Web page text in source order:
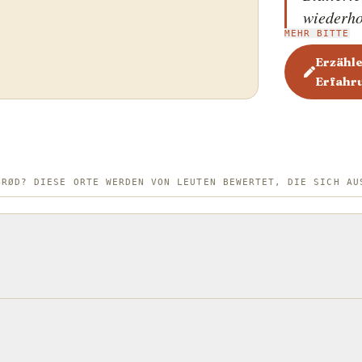
selbst
Teig
sind
in den
was
MEHR BITTE
DIESE ORTE WERDEN VON LEUTEN BEWERTET, DIE SICH